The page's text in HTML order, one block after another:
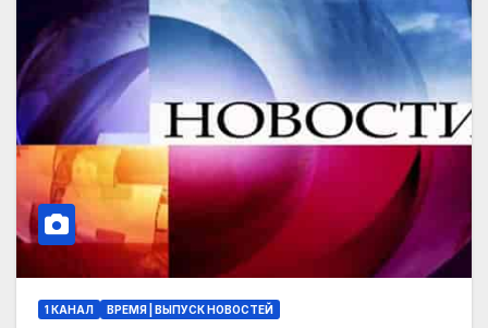
1 КАНАЛ ВРЕМЯ | ВЫПУСК НОВОСТЕЙ